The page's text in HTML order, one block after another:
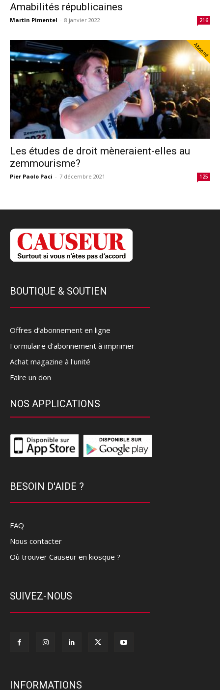
Amabilités républicaines
Martin Pimentel - 8 janvier 2022 216
Abonné
Les études de droit mèneraient-elles au
zemmourisme?
Pier Paolo Paci - 7 décembre 2021 125
BOUTIQUE & SOUTIEN
Offres d’abonnement en ligne
Formulaire d'abonnement à imprimer
Achat magazine à l'unité
Faire un don
NOS APPLICATIONS
BESOIN D'AIDE ?
FAQ
Nous contacter
Où trouver Causeur en kiosque ?
SUIVEZ-NOUS
INFORMATIONS